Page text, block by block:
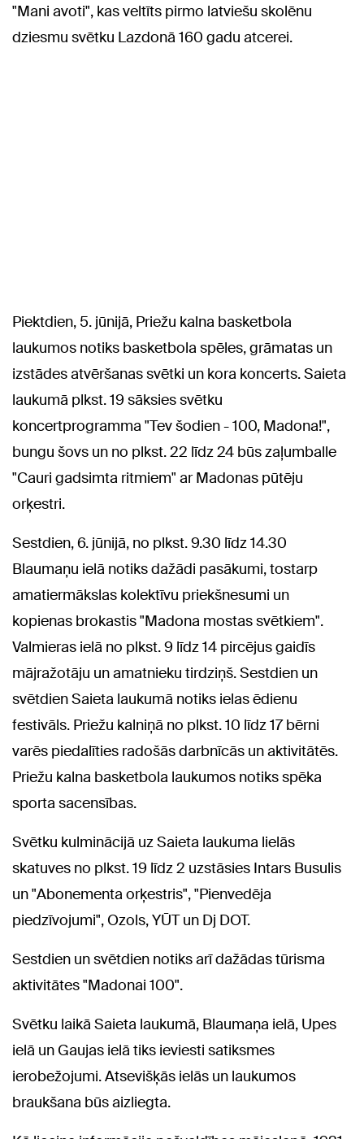
"Mani avoti", kas veltīts pirmo latviešu skolēnu
dziesmu svētku Lazdonā 160 gadu atcerei.
Piektdien, 5. jūnijā, Priežu kalna basketbola
laukumos notiks basketbola spēles, grāmatas un
izstādes atvēršanas svētki un kora koncerts. Saieta
laukumā plkst. 19 sāksies svētku
koncertprogramma "Tev šodien - 100, Madona!",
bungu šovs un no plkst. 22 līdz 24 būs zaļumballe
"Cauri gadsimta ritmiem" ar Madonas pūtēju
orķestri.
Sestdien, 6. jūnijā, no plkst. 9.30 līdz 14.30
Blaumaņu ielā notiks dažādi pasākumi, tostarp
amatiermākslas kolektīvu priekšnesumi un
kopienas brokastis "Madona mostas svētkiem".
Valmieras ielā no plkst. 9 līdz 14 pircējus gaidīs
mājražotāju un amatnieku tirdziņš. Sestdien un
svētdien Saieta laukumā notiks ielas ēdienu
festivāls. Priežu kalniņā no plkst. 10 līdz 17 bērni
varēs piedalīties radošās darbnīcās un aktivitātēs.
Priežu kalna basketbola laukumos notiks spēka
sporta sacensības.
Svētku kulminācijā uz Saieta laukuma lielās
skatuves no plkst. 19 līdz 2 uzstāsies Intars Busulis
un "Abonementa orķestris", "Pienvedēja
piedzīvojumi", Ozols, YŪT un Dj DOT.
Sestdien un svētdien notiks arī dažādas tūrisma
aktivitātes "Madonai 100".
Svētku laikā Saieta laukumā, Blaumaņa ielā, Upes
ielā un Gaujas ielā tiks ieviesti satiksmes
ierobežojumi. Atsevišķās ielās un laukumos
braukšana būs aizliegta.